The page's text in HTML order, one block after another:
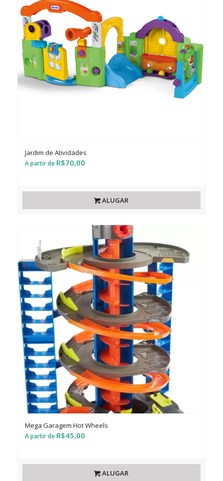
Jardim de Atividades
R$70,00
ALUGAR
Mega Garagem Hot Wheels
R$45,00
ALUGAR